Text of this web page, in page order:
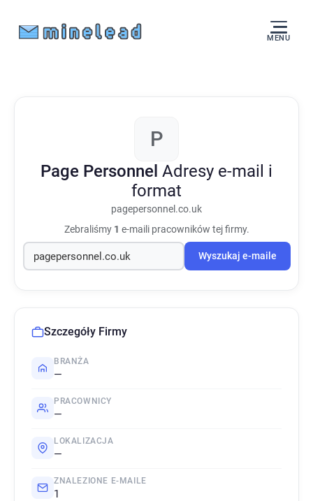
MENU
P
Page Personnel Adresy e-mail i
format
pagepersonnel.co.uk
Zebraliśmy 1 e-maili pracowników tej firmy.
Wyszukaj e-maile
Szczegóły Firmy
BRANŻA
—
PRACOWNICY
—
LOKALIZACJA
—
ZNALEZIONE E-MAILE
1